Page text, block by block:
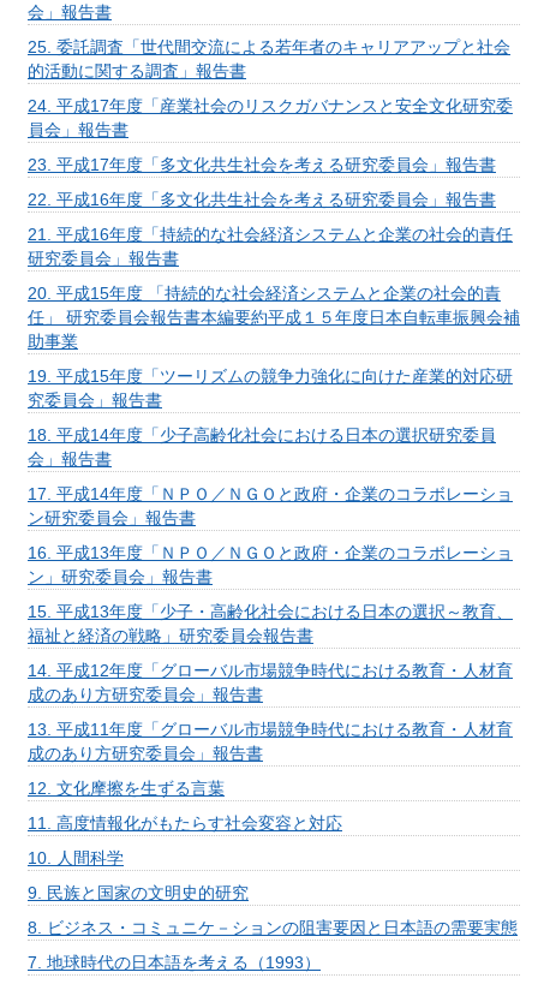
会」報告書
25. 委託調査「世代間交流による若年者のキャリアアップと社会
的活動に関する調査」報告書
24. 平成17年度「産業社会のリスクガバナンスと安全文化研究委
員会」報告書
23. 平成17年度「多文化共生社会を考える研究委員会」報告書
22. 平成16年度「多文化共生社会を考える研究委員会」報告書
21. 平成16年度「持続的な社会経済システムと企業の社会的責任
研究委員会」報告書
20. 平成15年度 「持続的な社会経済システムと企業の社会的責
任」 研究委員会報告書本編要約平成１５年度日本自転車振興会補
助事業
19. 平成15年度「ツーリズムの競争力強化に向けた産業的対応研
究委員会」報告書
18. 平成14年度「少子高齢化社会における日本の選択研究委員
会」報告書
17. 平成14年度「ＮＰＯ／ＮＧＯと政府・企業のコラボレーショ
ン研究委員会」報告書
16. 平成13年度「ＮＰＯ／ＮＧＯと政府・企業のコラボレーショ
ン」研究委員会」報告書
15. 平成13年度「少子・高齢化社会における日本の選択～教育、
福祉と経済の戦略」研究委員会報告書
14. 平成12年度「グローバル市場競争時代における教育・人材育
成のあり方研究委員会」報告書
13. 平成11年度「グローバル市場競争時代における教育・人材育
成のあり方研究委員会」報告書
12. 文化摩擦を生ずる言葉
11. 高度情報化がもたらす社会変容と対応
10. 人間科学
9. 民族と国家の文明史的研究
8. ビジネス・コミュニケ－ションの阻害要因と日本語の需要実態
7. 地球時代の日本語を考える（1993）